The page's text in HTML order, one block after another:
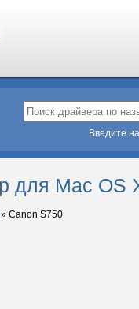
Введите
для Mac OS
» Canon S750